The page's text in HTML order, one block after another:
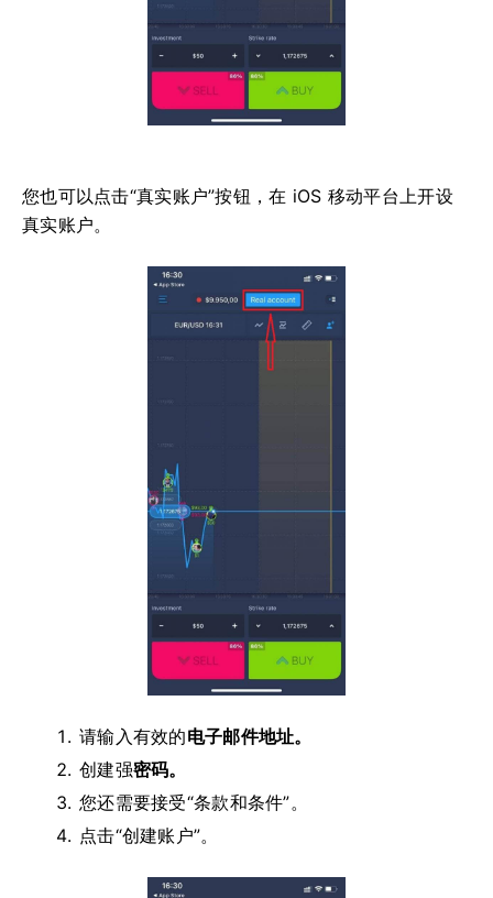
您也可以点击“真实账户”按钮，在 iOS 移动平台上开设
真实账户。
请输入有效的电子邮件地址。
创建强密码。
您还需要接受“条款和条件”。
点击“创建账户”。